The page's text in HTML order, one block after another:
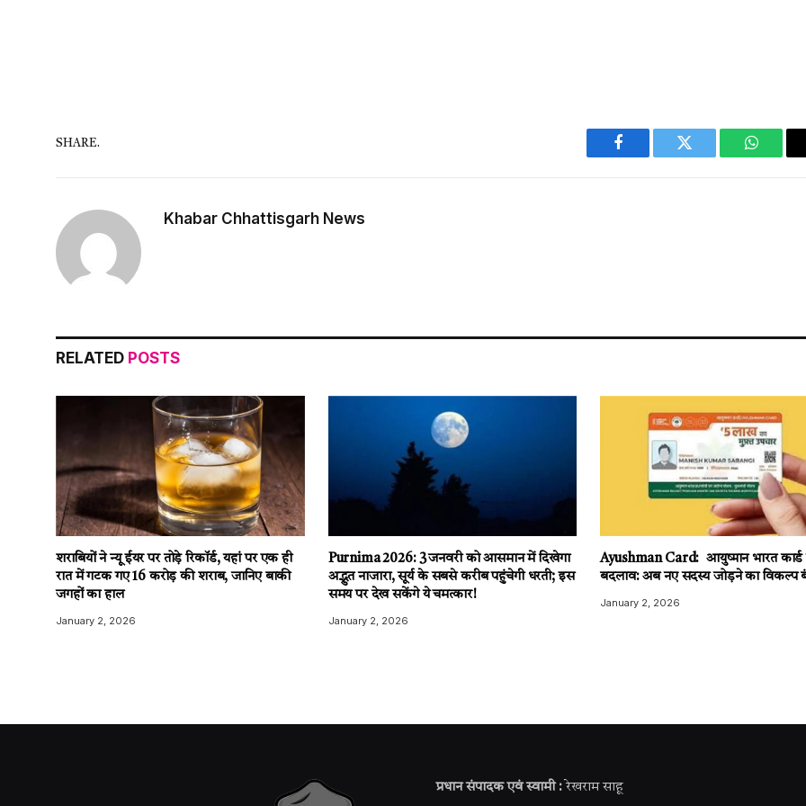
SHARE.
Facebook Twitter
Khabar Chhattisgarh News
RELATED POSTS
शराबियों ने न्यू ईयर पर तोड़े रिकॉर्ड, यहां पर एक ही
रात में गटक गए 16 करोड़ की शराब, जानिए बाकी
जगहों का हाल
January 2, 2026
Purnima 2026: 3 जनवरी को आसमान में दिखेगा
अद्भुत नाजारा, सूर्य के सबसे करीब पहुंचेगी धरती; इस
समय पर देख सकेंगे ये चमत्कार!
January 2, 2026
Ayushman Card: आयुष्मान भारत कार्ड
बदलाव: अब नए सदस्य जोड़ने का विकल्प
January 2, 2026
प्रधान संपादक एवं स्वामी : रेखराम साहू